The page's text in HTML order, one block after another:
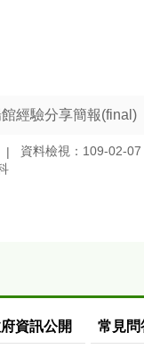
經驗分享簡報(final)
資料檢視：109-02-07
資訊公開 常見問